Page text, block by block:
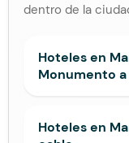
dentro de la
Hoteles en
Monumento
Hoteles en